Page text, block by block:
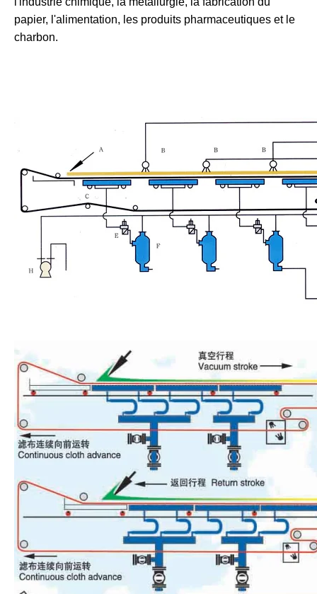
papier, l'alimentation, les produits pharmaceutiques et le
charbon.